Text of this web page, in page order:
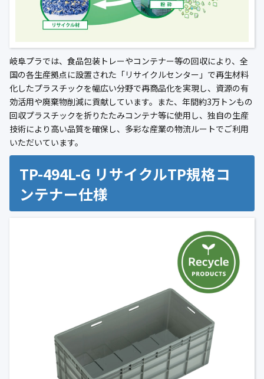
岐阜プラでは、食品包装トレーやコンテナー等の回収により、全
国の各生産拠点に設置された「リサイクルセンター」で再生材料
化したプラスチックを幅広い分野で再商品化を実現し、資源の有
効活用や廃棄物削減に貢献しています。また、年間約3万トンもの
回収プラスチックを折りたたみコンテナ等に使用し、独自の生産
技術により高い品質を確保し、多彩な産業の物流ルートでご利用
いただいています。
TP-494L-G リサイクルTP規格コ
ンテナー仕様